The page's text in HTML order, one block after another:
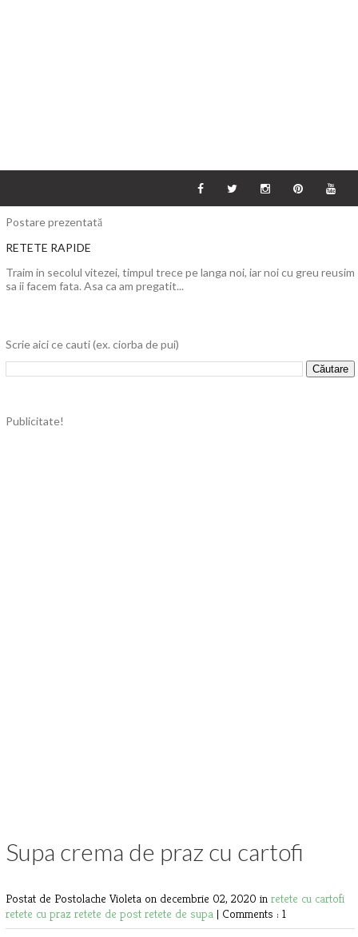
Postare prezentată
RETETE RAPIDE
Traim in secolul vitezei, timpul trece pe langa noi, iar noi cu greu reusim
sa ii facem fata. Asa ca am pregatit...
Scrie aici ce cauti (ex. ciorba de pui)
Publicitate!
Supa crema de praz cu cartofi
Postat de Postolache Violeta on decembrie 02, 2020 in retete cu cartofi
retete cu praz retete de post retete de supa | Comments : 1